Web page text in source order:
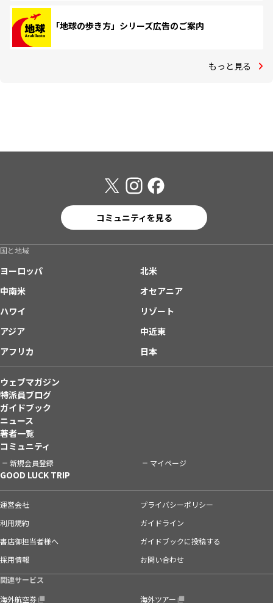
「地球の歩き方」シリーズ広告のご案内
もっと見る
コミュニティを見る
国と地域
ヨーロッパ
北米
中南米
オセアニア
ハワイ
リゾート
アジア
中近東
アフリカ
日本
ウェブマガジン
特派員ブログ
ガイドブック
ニュース
著者一覧
コミュニティ
新規会員登録 マイページ
GOOD LUCK TRIP
運営会社
プライバシーポリシー
利用規約
ガイドライン
書店御担当者様へ
ガイドブックに投稿する
採用情報
お問い合わせ
関連サービス
海外航空券
海外ツアー